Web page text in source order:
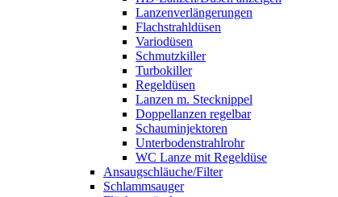
Lanzenverlängerungen
Flachstrahldüsen
Variodüsen
Schmutzkiller
Turbokiller
Regeldüsen
Lanzen m. Stecknippel
Doppellanzen regelbar
Schauminjektoren
Unterbodenstrahlrohr
WC Lanze mit Regeldüse
Ansaugschläuche/Filter
Schlammsauger